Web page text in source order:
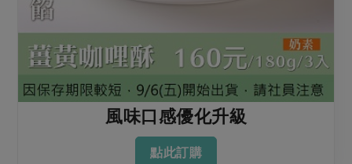
風味口感優化升級
點此訂購